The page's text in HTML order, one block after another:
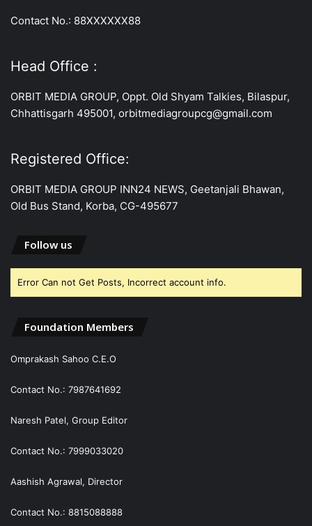
Contact No.: 88XXXXXX88
Head Office :
ORBIT MEDIA GROUP, Oppt. Old Shyam Talkies, Bilaspur,
Chhattisgarh 495001, orbitmediagroupcg@gmail.com
Registered Office:
ORBIT MEDIA GROUP INN24 NEWS, Geetanjali Bhawan,
Old Bus Stand, Korba, CG-495677
Follow us
Error Can not Get Posts, Incorrect account info.
Foundation Members
Omprakash Sahoo C.E.O
Contact No.: 7987641692
Naresh Patel, Group Editor
Contact No.: 7999033020
Aashish Agrawal, Director
Contact No.: 8815088888